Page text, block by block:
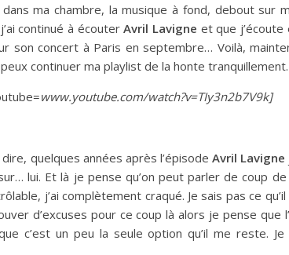
ma chambre, la musique à fond, debout sur
continué à écouterAvril Lavigne et que j’écoute
son concert à Paris en septembre… Voilà,
continuer ma playlist de la honte
www.youtube.com/watch?v=TIy3n2b7V9k]
quelques années après l’épisodeAvril Lavigne
lui. Et là je pense qu’on peut parler de coup
j’ai complètement craqué. Je sais pas ce
d’excuses pour ce coup là alors je pense que
c’est un peu la seule option qu’il me reste.